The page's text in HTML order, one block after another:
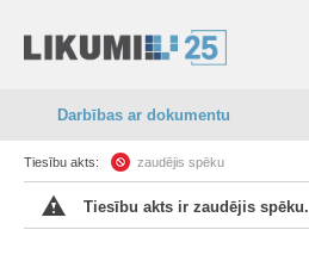
Darbības ar dokumentu
Tiesību akts: zaudējis spēku
Tiesību akts ir zaudējis spēku.